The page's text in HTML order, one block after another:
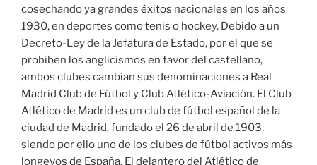
cosechando ya grandes éxitos nacionales en los años
1930, en deportes como tenis o hockey. Debido a un
Decreto-Ley de la Jefatura de Estado, por el que se
prohíben los anglicismos en favor del castellano,
ambos clubes cambian sus denominaciones a Real
Madrid Club de Fútbol y Club Atlético-Aviación. El Club
Atlético de Madrid es un club de fútbol español de la
ciudad de Madrid, fundado el 26 de abril de 1903,
siendo por ello uno de los clubes de fútbol activos más
longevos de España. El delantero del Atlético de